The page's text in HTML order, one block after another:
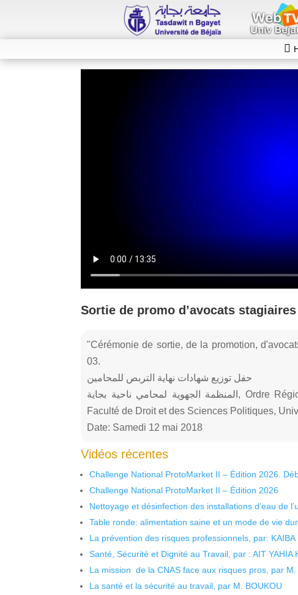
Sortie de promo d’avocats
"Cérémonie de sortie, de la promotion,
03.
حفل توزيع شهادات نهاية التربص للمحامين
المنظمة الجهوية لمحامي ناحية بجاية, Ordre Régional des Avocats de Bejaia (ORAB),
Faculté de Droit et des Sciences Politiques,
Date: Samedi 12 mai 2018
Vidéos récentes
Challenge National ProtoMarket II – Édition 2026.
Challenge National ProtoMarket II – Édition 2026
Nettoyage et désinfection des installations d’eau de
Table ronde: alimentation saine et un mode de vie
La prévention des risques professionnels, par: KAIBA
Santé, Sécurité et Dignité au Travail, par : AIT YAHIA
La mission de la CNAS face aux risques pros, par M.
La santé et la sécurité au travail, par M. BOUKOU